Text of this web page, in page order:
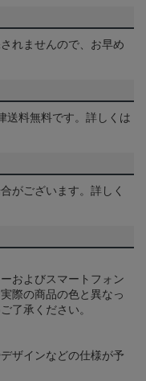
れませんので、お早め
送料無料です。詳しくは
がございます。詳しく
およびスマートフォン
際の商品の色と異なっ
了承ください。
ザインなどの仕様が予